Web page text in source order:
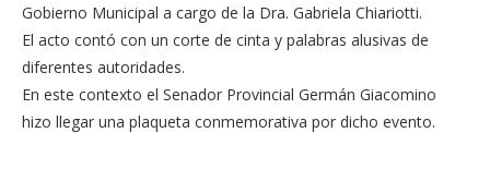
Gobierno Municipal a cargo de la Dra. Gabriela Chiariotti.
El acto contó con un corte de cinta y palabras alusivas de
diferentes autoridades.
En este contexto el Senador Provincial Germán Giacomino
hizo llegar una plaqueta conmemorativa por dicho evento.